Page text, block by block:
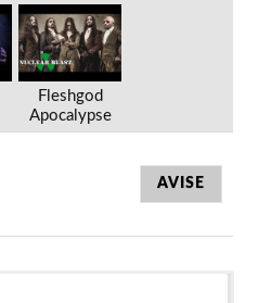
Fleshgod
Apocalypse
AVISE